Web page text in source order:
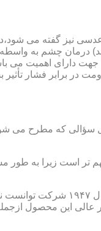
نیز گفته می
درمان چشم به
جهت دارای اهمیت
در برابر فشار تأثیر
سؤالی که مطرح می
تر است زیرا به طور
در قدیم از عدسی شیشه ای استفاده می شد،اما شیشه بسیار
این محصول ازجمله